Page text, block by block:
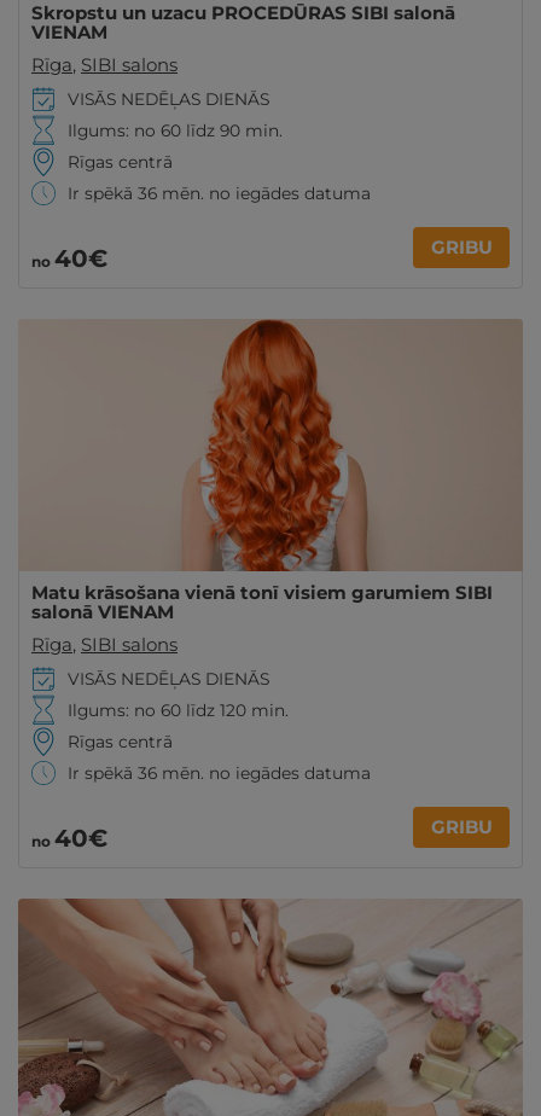
Skropstu un uzacu PROCEDŪRAS SIBI salonā
VIENAM
Rīga, SIBI salons
VISĀS NEDĒĻAS DIENĀS
Ilgums: no 60 līdz 90 min.
Rīgas centrā
Ir spēkā 36 mēn. no iegādes datuma
no 40€ GRIBU
Matu krāsošana vienā tonī visiem garumiem SIBI
salonā VIENAM
Rīga, SIBI salons
VISĀS NEDĒĻAS DIENĀS
Ilgums: no 60 līdz 120 min.
Rīgas centrā
Ir spēkā 36 mēn. no iegādes datuma
no 40€ GRIBU